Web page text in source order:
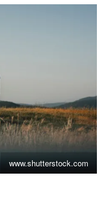
www.shutterstock.com